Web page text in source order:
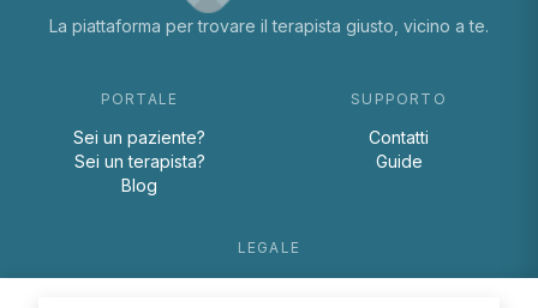
La piattaforma per trovare il terapista giusto, vicino a te.
PORTALE
Sei un paziente?
Sei un terapista?
Blog
SUPPORTO
Contatti
Guide
LEGALE